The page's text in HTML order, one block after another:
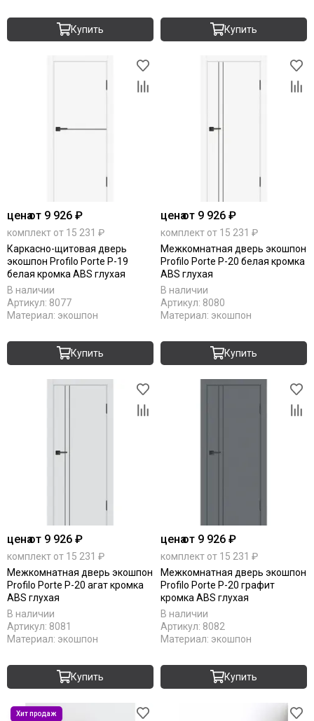
Купить Купить
ценаот 9 926 ₽
комплект от 15 231 ₽
Каркасно-щитовая дверь
экошпон Profilo Porte P-19
белая кромка ABS глухая
В наличии
Артикул: 8077
Материал: экошпон
Купить
ценаот 9 926 ₽
комплект от 15 231 ₽
Межкомнатная дверь экошпон
Profilo Porte P-20 белая кромка
ABS глухая
В наличии
Артикул: 8080
Материал: экошпон
Купить
ценаот 9 926 ₽
комплект от 15 231 ₽
Межкомнатная дверь экошпон
Profilo Porte P-20 агат кромка
ABS глухая
В наличии
Артикул: 8081
Материал: экошпон
Купить
ценаот 9 926 ₽
комплект от 15 231 ₽
Межкомнатная дверь экошпон
Profilo Porte P-20 графит
кромка ABS глухая
В наличии
Артикул: 8082
Материал: экошпон
Купить